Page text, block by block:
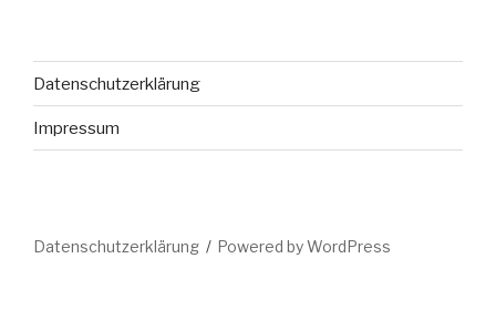
Datenschutzerklärung
Impressum
Datenschutzerklärung Powered by WordPress